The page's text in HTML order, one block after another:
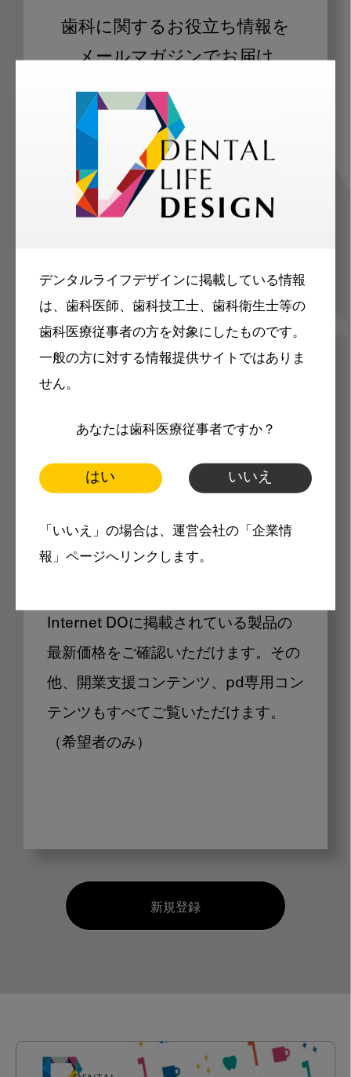
デンタルライフデザインに掲載している情報
は、歯科医師、歯科技工士、歯科衛生士等の
歯科医療従事者の方を対象にしたものです。
一般の方に対する情報提供サイトではありま
せん。
あなたは歯科医療従事者ですか？
はい いいえ
「いいえ」の場合は、運営会社の「企業情
報」ページへリンクします。
歯科に関するお役立ち情報を
メールマガジンでお届け
ご登録いただいた職種（歯科医師、歯
科衛生士、歯科技工士）に合わせた内
容のメールマガジンをお届けします。
メリット
製品価格も閲覧可能
Internet DOに掲載されている製品の
最新価格をご確認いただけます。その
他、開業支援コンテンツ、pd専用コン
テンツもすべてご覧いただけます。
（希望者のみ）
新規登録